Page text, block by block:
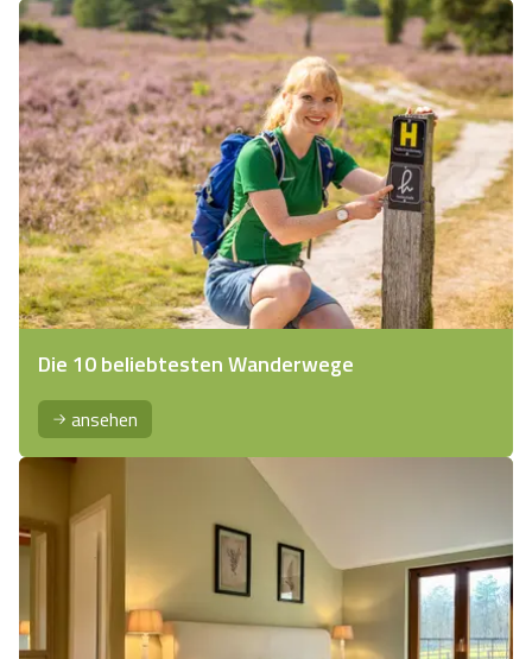
Die 10 beliebtesten Wanderwege
ansehen